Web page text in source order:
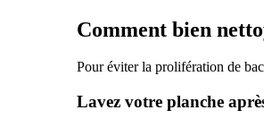
Comment bien
Pour éviter la prolifération de
Lavez votre planche